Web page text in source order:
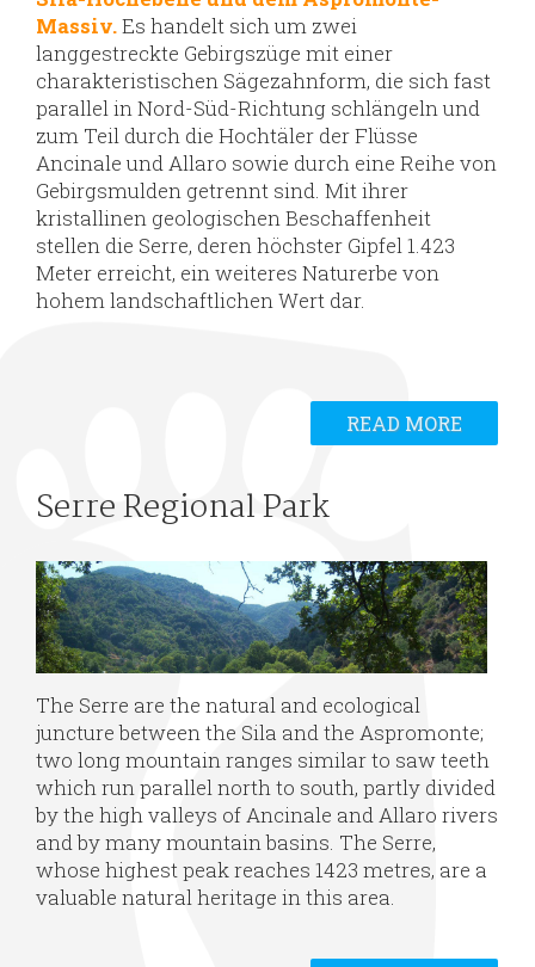
Massiv.Es handelt sich um zwei
langgestreckte Gebirgszüge mit einer
charakteristischen Sägezahnform, die sich fast
parallel in Nord-Süd-Richtung schlängeln und
zum Teil durch die Hochtäler der Flüsse
Ancinale und Allaro sowie durch eine Reihe von
Gebirgsmulden getrennt sind. Mit ihrer
kristallinen geologischen Beschaffenheit
stellen die Serre, deren höchster Gipfel 1.423
Meter erreicht, ein weiteres Naturerbe von
hohem landschaftlichen Wert dar.
READ MORE
Serre Regional Park
The Serre are the natural and ecological
juncture between the Sila and the Aspromonte;
two long mountain ranges similar to saw teeth
which run parallel north to south, partly divided
by the high valleys of Ancinale and Allaro rivers
and by many mountain basins. The Serre,
whose highest peak reaches 1423 metres, are a
valuable natural heritage in this area.